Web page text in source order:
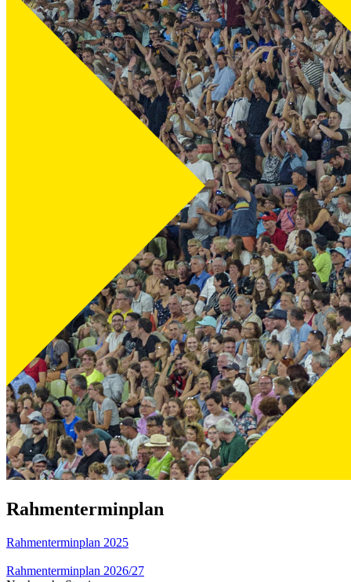
Rahmenterminplan
Rahmenterminplan 2025
Rahmenterminplan 2026/27